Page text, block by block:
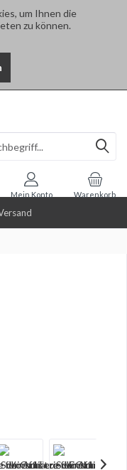
um Ihnen die
zu können.
Warenkorb
Mein Konto